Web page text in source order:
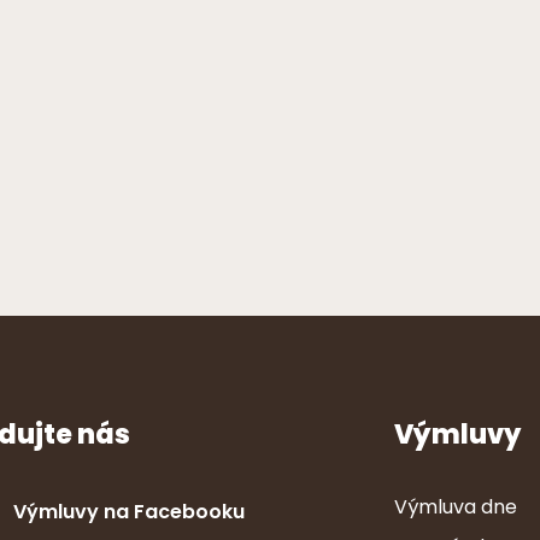
nás
Výmluvy na Facebooku
Výmluvy
Výmluva dne